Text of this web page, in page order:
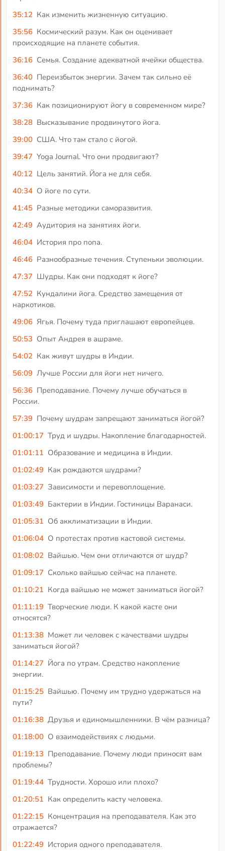
35:12 Как изменить жизненную ситуацию.
35:56 Космический разум. Как он оценивает
происходящие на планете события.
36:16 Семья. Создание адекватной ячейки общества.
36:40 Переизбыток энергии. Зачем так сильно её
поднимать?
37:36 Как позиционируют йогу в современном мире?
38:28 Высказывание продвинутого йога.
39:00 США. Что там стало с йогой.
39:47 Yoga Journal. Что они продвигают?
40:12 Цель занятий. Йога не для себя.
40:34 О йоге по сути.
41:45 Разные методики саморазвития.
42:49 Аудитория на занятиях йоги.
46:04 История про попа.
46:46 Разнообразные течения. Ступеньки эволюции.
47:37 Шудры. Как они подходят к йоге?
47:52 Кундалини йога. Средство замещения от
наркотиков.
49:06 Ягья. Почему туда приглашают европейцев.
50:53 Опыт Андрея в ашраме.
54:02 Как живут шудры в Индии.
56:09 Лучше России для йоги нет ничего.
56:36 Преподавание. Почему лучше обучаться в
России.
57:39 Почему шудрам запрещают заниматься йогой?
01:00:17 Труд и шудры. Накопление благодарностей.
01:01:11 Образование и медицина в Индии.
01:02:49 Как рождаются шудрами?
01:03:27 Зависимости и перевоплощение.
01:03:49 Бактерии в Индии. Гостиницы Варанаси.
01:05:31 Об акклиматизации в Индии.
01:06:04 О протестах против кастовой системы.
01:08:02 Вайшью. Чем они отличаются от шудр?
01:09:17 Сколько вайшью сейчас на планете.
01:10:21 Когда вайшью не может заниматься йогой?
01:11:19 Творческие люди. К какой касте они
относятся?
01:13:38 Может ли человек с качествами шудры
заниматься йогой?
01:14:27 Йога по утрам. Средство накопление
энергии.
01:15:25 Вайшью. Почему им трудно удержаться на
пути?
01:16:38 Друзья и единомышленники. В чём разница?
01:18:00 О взаимодействиях с людьми.
01:19:13 Преподавание. Почему люди приносят вам
проблемы?
01:19:44 Трудности. Хорошо или плохо?
01:20:51 Как определить касту человека.
01:22:15 Концентрация на преподавателя. Как это
отражается?
01:22:49 История одного преподавателя.